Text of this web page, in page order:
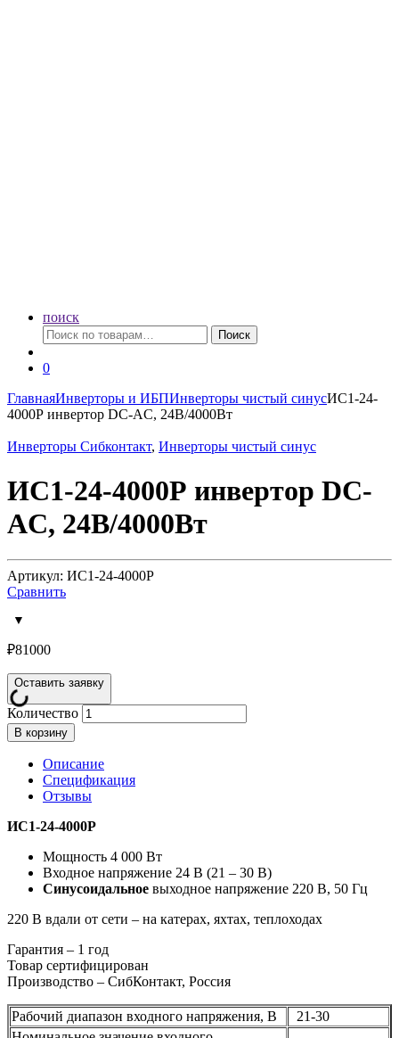
поиск
Искать:
Поиск
0
ГлавнаяИнверторы и ИБПИнверторы чистый синусИС1-24-
4000Р инвертор DC-AC, 24В/4000Вт
Инверторы Сибконтакт, Инверторы чистый синус
ИС1-24-4000Р инвертор DC-
AC, 24В/4000Вт
Артикул: ИС1-24-4000Р
Сравнить
₽81000
Оставить заявку
Количество
В корзину
Описание
Спецификация
Отзывы
ИС1-24-4000Р
Мощность 4 000 Вт
Входное напряжение 24 В (21 – 30 В)
Синусоидальное выходное напряжение 220 В, 50 Гц
220 В вдали от сети – на катерах, яхтах, теплоходах
Гарантия – 1 год
Товар сертифицирован
Производство – СибКонтакт, Россия
Рабочий диапазон входного напряжения, В
21-30